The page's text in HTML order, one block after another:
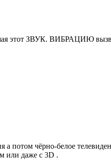
этот ЗВУК. ВИБРАЦИЮ
потом чёрно-белое
или даже с 3D .